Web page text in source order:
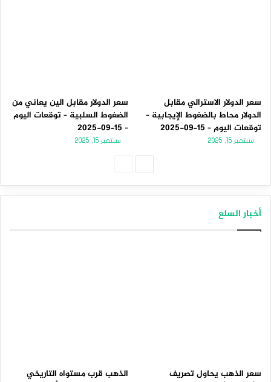
سعر الدولار الاسترالي مقابل
الدولار محاط بالضغوط الإيجابية –
توقعات اليوم – 15-09-2025
سبتمبر 15, 2025
سعر الدولار مقابل الين يعاني من
الضغوط السلبية – توقعات اليوم
– 15-09-2025
سبتمبر 15, 2025
أخبار السلع
سعر الذهب يحاول تصريف
الذهب قرب مستواه التاريخي